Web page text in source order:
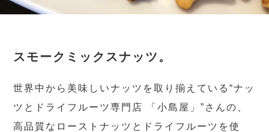
スモークミックスナッツ。
世界中から美味しいナッツを取り揃えている“ナッ
ツとドライフルーツ専門店 「小島屋」”さんの、
高品質なローストナッツとドライフルーツを使